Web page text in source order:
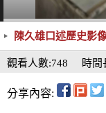
陳久雄口述歷史影
時間
觀看人數:748
分享內容: